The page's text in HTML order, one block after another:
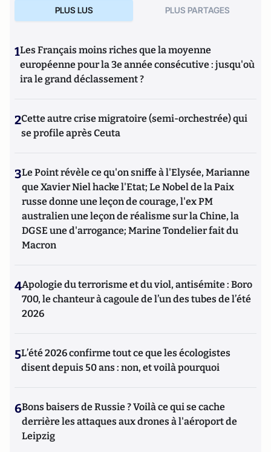
PLUS LUS PLUS PARTAGES
1Les Français moins riches que la moyenne
européenne pour la 3e année consécutive : jusqu'où
ira le grand déclassement ?
2Cette autre crise migratoire (semi-orchestrée) qui
se profile après Ceuta
3Le Point révèle ce qu'on sniffe à l'Elysée, Marianne
que Xavier Niel hacke l'Etat; Le Nobel de la Paix
russe donne une leçon de courage, l'ex PM
australien une leçon de réalisme sur la Chine, la
DGSE une d'arrogance; Marine Tondelier fait du
Macron
4Apologie du terrorisme et du viol, antisémite : Boro
700, le chanteur à cagoule de l’un des tubes de l’été
2026
5L’été 2026 confirme tout ce que les écologistes
disent depuis 50 ans : non, et voilà pourquoi
6Bons baisers de Russie ? Voilà ce qui se cache
derrière les attaques aux drones à l'aéroport de
Leipzig